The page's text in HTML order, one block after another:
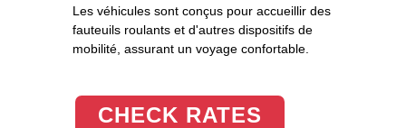
Les véhicules sont conçus pour accueillir des
fauteuils roulants et d'autres dispositifs de
mobilité, assurant un voyage confortable.
CHECK RATES